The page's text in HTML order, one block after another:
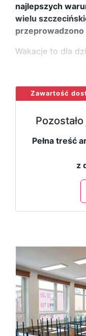
najlepszych
wielu
Wakacje to dla
Zawartość
Pełna treść
z